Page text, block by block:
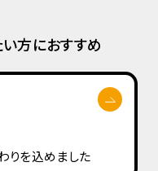
方におすすめ
りを込めました